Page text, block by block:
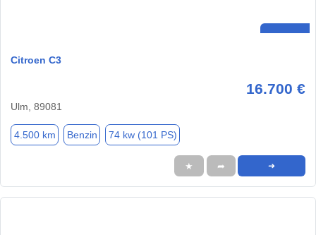
Citroen C3
16.700 €
Ulm, 89081
4.500 km Benzin 74 kw (101 PS)
★ ➦ ➜